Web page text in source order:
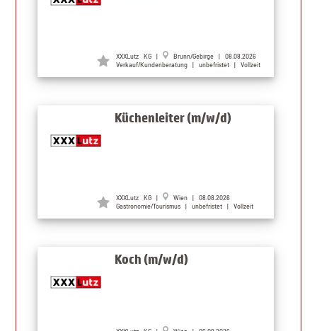
XXXLutz KG |
Brunn/Gebirge | 08.08.2026
Verkauf/Kundenberatung | unbefristet | Vollzeit
Küchenleiter (m/w/d)
XXXLutz KG |
Wien | 08.08.2026
Gastronomie/Tourismus | unbefristet | Vollzeit
Koch (m/w/d)